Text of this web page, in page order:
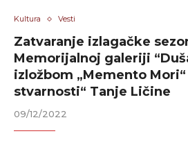
Kultura Vesti
Zatvaranje izlagačke
Memorijalnoj galeriji
izložbom „Memento
stvarnosti“ Tanje Ličine
09/12/2022